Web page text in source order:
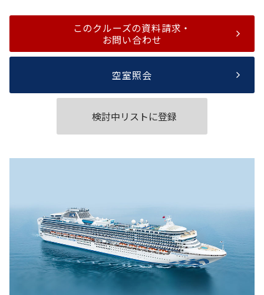
このクルーズの資料請求・
お問い合わせ
空室照会
検討中リストに登録